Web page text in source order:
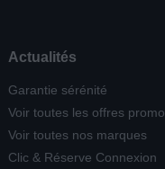
Actualités
Garantie sérénité
Voir toutes les offres promo
Voir toutes nos marques
Clic & Réserve Connexion